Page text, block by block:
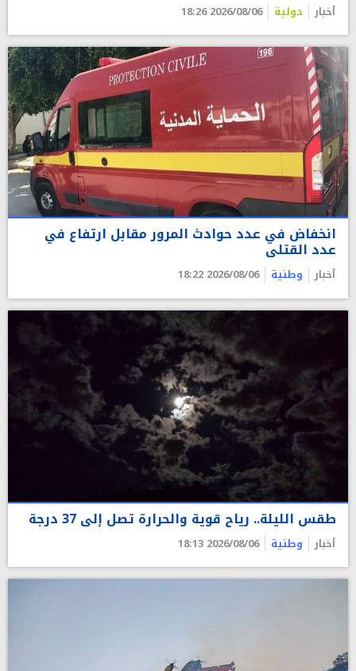
أخبار دولية 2026/08/06 18:26
انخفاض في عدد حوادث المرور مقابل ارتفاع في
عدد القتلى
أخبار وطنية 2026/08/06 18:22
طقس الليلة.. رياح قوية والحرارة تصل إلى 37 درجة
أخبار وطنية 2026/08/06 18:13